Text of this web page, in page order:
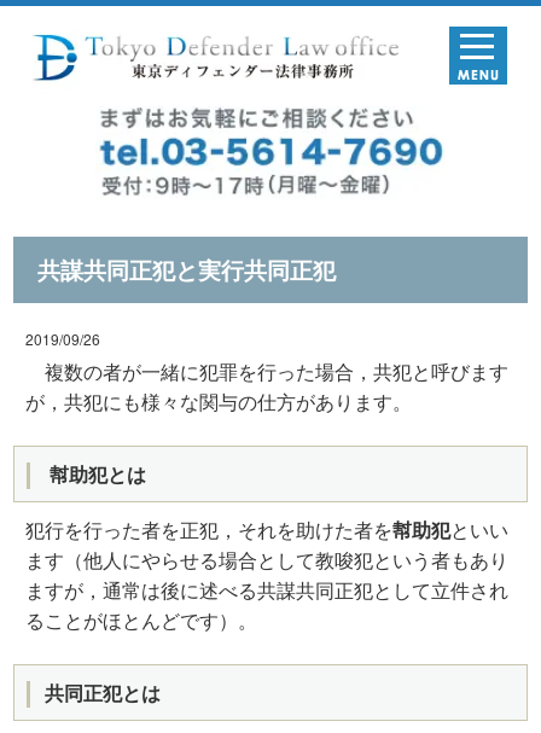
共謀共同正犯と実行共同正犯
2019/09/26
複数の者が一緒に犯罪を行った場合，共犯と呼びます
が，共犯にも様々な関与の仕方があります。
幇助犯とは
犯行を行った者を正犯，それを助けた者を幇助犯といい
ます（他人にやらせる場合として教唆犯という者もあり
ますが，通常は後に述べる共謀共同正犯として立件され
ることがほとんどです）。
共同正犯とは